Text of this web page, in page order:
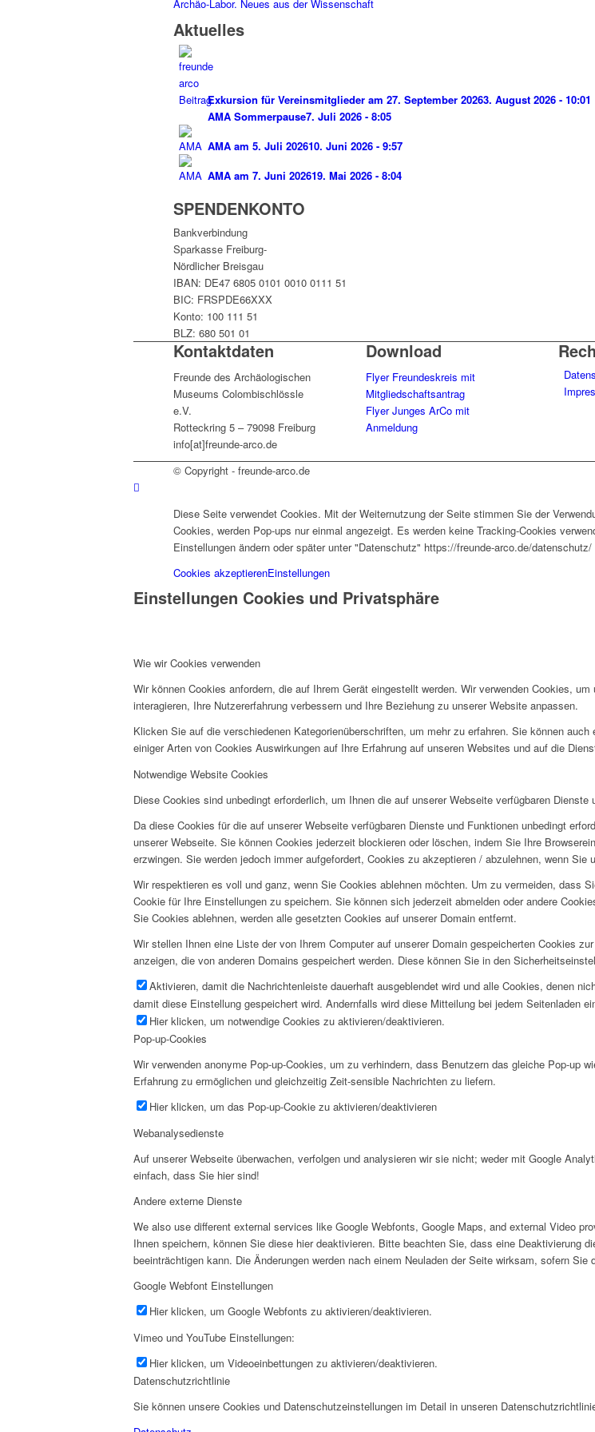
Archäo-Labor. Neues aus der Wissenschaft
Aktuelles
Exkursion für Vereinsmitglieder am 27. September 20263. August 2026 - 10:01
AMA Sommerpause7. Juli 2026 - 8:05
AMA am 5. Juli 202610. Juni 2026 - 9:57
AMA am 7. Juni 202619. Mai 2026 - 8:04
SPENDENKONTO
Bankverbindung
Sparkasse Freiburg-
Nördlicher Breisgau
IBAN: DE47 6805 0101 0010 0111 51
BIC: FRSPDE66XXX
Konto: 100 111 51
BLZ: 680 501 01
Kontaktdaten
Freunde des Archäologischen
Museums Colombischlössle
e.V.
Rotteckring 5 – 79098 Freiburg
info[at]freunde-arco.de
Download
Flyer Freundeskreis mit
Mitgliedschaftsantrag
Flyer Junges ArCo mit
Anmeldung
© Copyright - freunde-arco.de
Diese Seite verwendet Cookies. Mit der Weiternutzung der Seite stimmen Sie der
Cookies, werden Pop-ups nur einmal angezeigt. Es werden keine Tracking-Cookies
Einstellungen ändern oder später unter "Datenschutz" https://freunde-arco.de/datenschutz/
Cookies akzeptierenEinstellungen
Einstellungen Cookies und Privatsphäre
Wie wir Cookies verwenden
Wir können Cookies anfordern, die auf Ihrem Gerät eingestellt werden. Wir verwenden Cookies,
interagieren, Ihre Nutzererfahrung verbessern und Ihre Beziehung zu unserer Website anpassen.
Klicken Sie auf die verschiedenen Kategorienüberschriften, um mehr zu erfahren. Sie können
einiger Arten von Cookies Auswirkungen auf Ihre Erfahrung auf unseren Websites und auf die
Notwendige Website Cookies
Diese Cookies sind unbedingt erforderlich, um Ihnen die auf unserer Webseite verfügbaren
Da diese Cookies für die auf unserer Webseite verfügbaren Dienste und Funktionen unbedingt
unserer Webseite. Sie können Cookies jederzeit blockieren oder löschen, indem Sie Ihre
erzwingen. Sie werden jedoch immer aufgefordert, Cookies zu akzeptieren / abzulehnen, wenn Sie
Wir respektieren es voll und ganz, wenn Sie Cookies ablehnen möchten. Um zu vermeiden, dass
Cookie für Ihre Einstellungen zu speichern. Sie können sich jederzeit abmelden oder andere
Sie Cookies ablehnen, werden alle gesetzten Cookies auf unserer Domain entfernt.
Wir stellen Ihnen eine Liste der von Ihrem Computer auf unserer Domain gespeicherten Cookies
anzeigen, die von anderen Domains gespeichert werden. Diese können Sie in den
Aktivieren, damit die Nachrichtenleiste dauerhaft ausgeblendet wird und alle Cookies, denen
damit diese Einstellung gespeichert wird. Andernfalls wird diese Mitteilung bei jedem Seitenladen
Hier klicken, um notwendige Cookies zu aktivieren/deaktivieren.
Pop-up-Cookies
Wir verwenden anonyme Pop-up-Cookies, um zu verhindern, dass Benutzern das gleiche Pop-up
Erfahrung zu ermöglichen und gleichzeitig Zeit-sensible Nachrichten zu liefern.
Hier klicken, um das Pop-up-Cookie zu aktivieren/deaktivieren
Webanalysedienste
Auf unserer Webseite überwachen, verfolgen und analysieren wir sie nicht; weder mit Google
einfach, dass Sie hier sind!
Andere externe Dienste
We also use different external services like Google Webfonts, Google Maps, and external Video
Ihnen speichern, können Sie diese hier deaktivieren. Bitte beachten Sie, dass eine Deaktivierung
beeinträchtigen kann. Die Änderungen werden nach einem Neuladen der Seite wirksam, sofern Sie
Google Webfont Einstellungen
Hier klicken, um Google Webfonts zu aktivieren/deaktivieren.
Vimeo und YouTube Einstellungen:
Hier klicken, um Videoeinbettungen zu aktivieren/deaktivieren.
Datenschutzrichtlinie
Sie können unsere Cookies und Datenschutzeinstellungen im Detail in unseren